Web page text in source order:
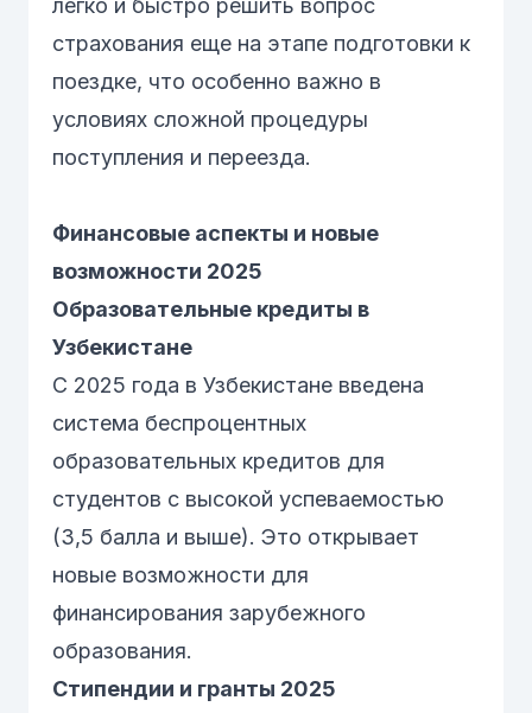
страхования еще на этапе подготовки к
поездке, что особенно важно в
условиях сложной процедуры
поступления и переезда.
Финансовые аспекты и новые
возможности 2025
Образовательные кредиты в
Узбекистане
С 2025 года в Узбекистане введена
система беспроцентных
образовательных кредитов для
студентов с высокой успеваемостью
(3,5 балла и выше). Это открывает
новые возможности для
финансирования зарубежного
образования.
Стипендии и гранты 2025